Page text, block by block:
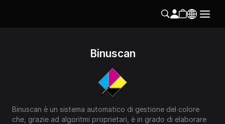
Binuscan
Binuscan è un sistema automatico di gestione del colore
che, grazie ad algoritmi proprietari, è in grado di elaborare